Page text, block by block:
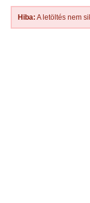
Hiba: A letöltés nem